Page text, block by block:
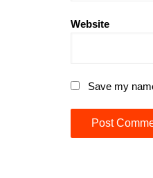
Website
Save my